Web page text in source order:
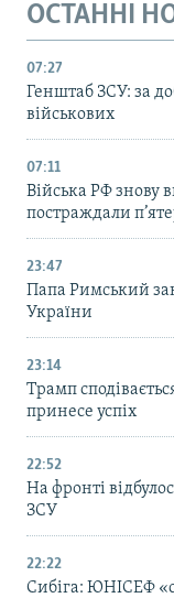
ОСТАННІ
07:27
Генштаб ЗСУ: за
військових
07:11
Війська РФ знову
постраждали
23:47
Папа Римський
України
23:14
Трамп
принесе успіх
22:52
На фронті
ЗСУ
22:22
Сибіга: ЮНІСЕФ